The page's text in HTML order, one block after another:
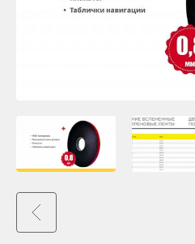
ПЭТ листовой
ПЭТ бэклит
Вспененный ПВХ